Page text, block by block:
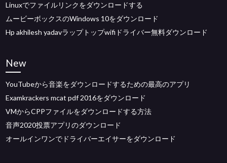
Linuxでファイルリンクをダウンロードする
ムービーボックスのWindows 10をダウンロード
Hp akhilesh yadavラップトップwifiドライバー無料ダウンロード
New
YouTubeから音楽をダウンロードするための最高のアプリ
Examkrackers mcat pdf 2016をダウンロード
VMからCPPファイルをダウンロードする方法
音声2020投票アプリのダウンロード
オールインワンでドライバーエイサーをダウンロード